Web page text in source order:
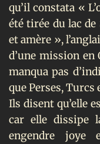
qu’il constata «
été tirée du lac
et amère »,
d’une mission en
manqua pas
que Perses,
Ils disent qu’elle
car elle dissipe
engendre joye